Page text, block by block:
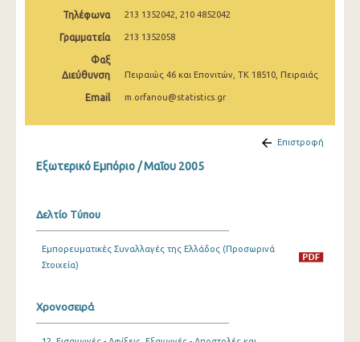
Ιανουαρίου 2025
Νοεμβρίου 2024
Αυγούστου 2024
Μαΐου 2024
Μαρτίου 2024
Τηλέφωνα 213 1352042, 210 4852042
Γραμματεία 213 1352058
Φαξ
Διεύθυνση
Πειραιώς 46 και Επονιτών, ΤΚ 18510, Πειραιάς
Email m.orfanou@statistics.gr
Επιστροφή
Εξωτερικό Εμπόριο / Μαΐου 2005
Δελτίο Τύπου
Εμπορευματικές Συναλλαγές της Ελλάδος (Προσωρινά
Στοιχεία)
Χρονοσειρά